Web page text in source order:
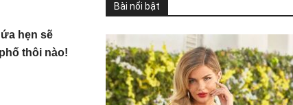
hẹn sẽ
thôi nào!
Bài nổi bật